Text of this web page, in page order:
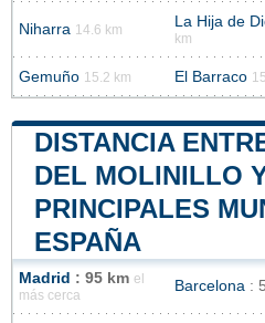
Niharra 14.6 km La Hija de
km
Gemuño 15.2 km El Barraco
DISTANCIA
DEL MOLINILLO
PRINCIPALES
ESPAÑA
Madrid : 95 km el
más cerca
Barcelona :